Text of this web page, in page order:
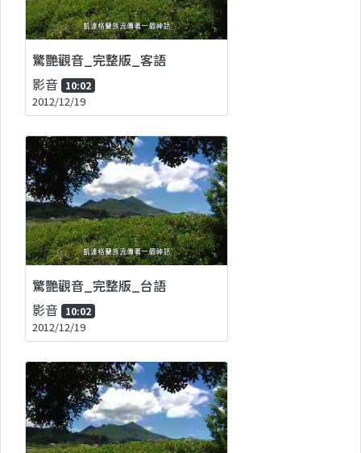
驚艷觀音_完整版_客語
影音 10:02
2012/12/19
驚艷觀音_完整版_台語
影音 10:02
2012/12/19